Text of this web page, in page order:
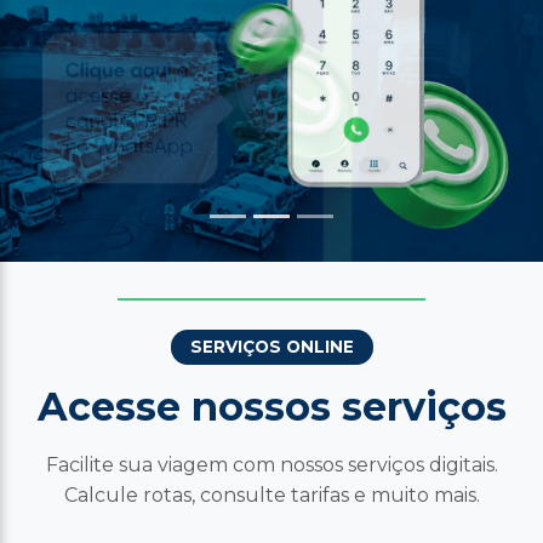
SERVIÇOS ONLINE
Acesse nossos serviços
Facilite sua viagem com nossos serviços digitais.
Calcule rotas, consulte tarifas e muito mais.